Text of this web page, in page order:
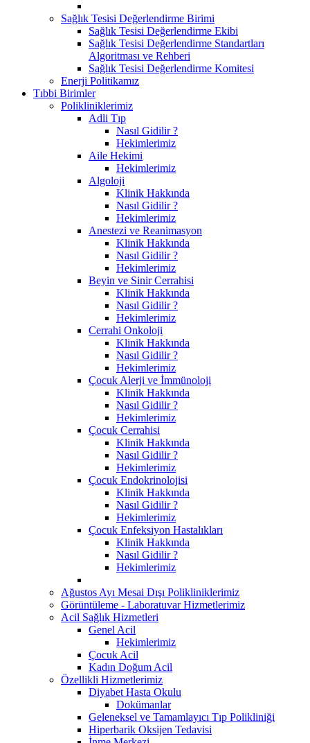
Sağlık Tesisi Değerlendirme Birimi
Sağlık Tesisi Değerlendirme Ekibi
Sağlık Tesisi Değerlendirme Standartları
Algoritması ve Rehberi
Sağlık Tesisi Değerlendirme Komitesi
Enerji Politikamız
Tıbbi Birimler
Polikliniklerimiz
Adli Tıp
Nasıl Gidilir ?
Hekimlerimiz
Aile Hekimi
Hekimlerimiz
Algoloji
Klinik Hakkında
Nasıl Gidilir ?
Hekimlerimiz
Anestezi ve Reanimasyon
Klinik Hakkında
Nasıl Gidilir ?
Hekimlerimiz
Beyin ve Sinir Cerrahisi
Klinik Hakkında
Nasıl Gidilir ?
Hekimlerimiz
Cerrahi Onkoloji
Klinik Hakkında
Nasıl Gidilir ?
Hekimlerimiz
Çocuk Alerji ve İmmünoloji
Klinik Hakkında
Nasıl Gidilir ?
Hekimlerimiz
Çocuk Cerrahisi
Klinik Hakkında
Nasıl Gidilir ?
Hekimlerimiz
Çocuk Endokrinolojisi
Klinik Hakkında
Nasıl Gidilir ?
Hekimlerimiz
Çocuk Enfeksiyon Hastalıkları
Klinik Hakkında
Nasıl Gidilir ?
Hekimlerimiz
Ağustos Ayı Mesai Dışı Polikliniklerimiz
Görüntüleme - Laboratuvar Hizmetlerimiz
Acil Sağlık Hizmetleri
Genel Acil
Hekimlerimiz
Çocuk Acil
Kadın Doğum Acil
Özellikli Hizmetlerimiz
Diyabet Hasta Okulu
Dokümanlar
Geleneksel ve Tamamlayıcı Tıp Polikliniği
Hiperbarik Oksijen Tedavisi